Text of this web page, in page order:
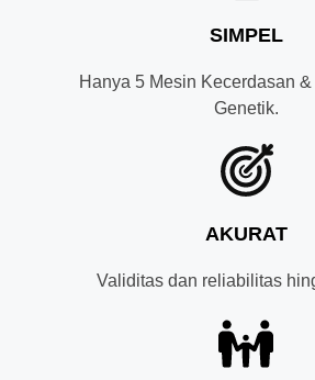
SIMPEL
Hanya 5 Mesin Kecerdasan
Genetik.
AKURAT
Validitas dan reliabilitas